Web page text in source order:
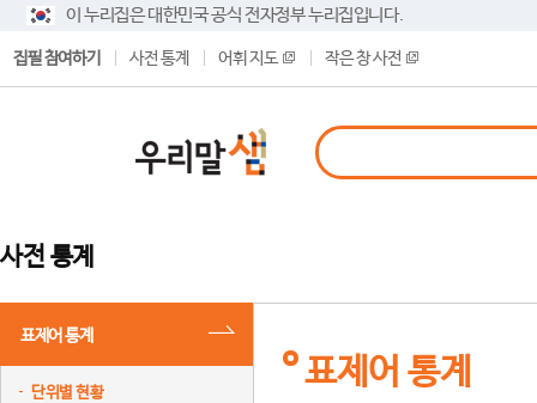
이 누리집은 대한민국 공식 전자정부 누리집입니다.
집필 참여하기 사전 통계 어휘 지도 작은 창 사전
사전 통계
표제어 통계
단위별 현황
표제어 통계